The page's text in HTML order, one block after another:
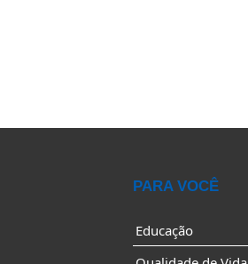
PARA VOCÊ
Educação